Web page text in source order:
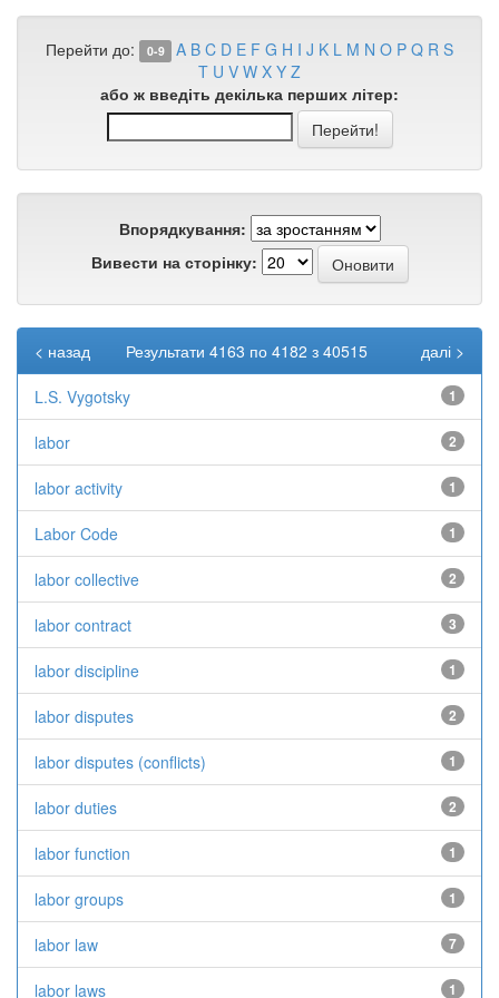
Перейти до: 0-9 A B C D E F G H I J K L M N O P Q R S
T U V W X Y Z
або ж введіть декілька перших літер:
Впорядкування:
Вивести на сторінку:
Результати 4163 по 4182 з 40515
< назад далі >
L.S. Vygotsky 1
labor 2
labor activity 1
Labor Code 1
labor collective 2
labor contract 3
labor discipline 1
labor disputes 2
labor disputes (conflicts) 1
labor duties 2
labor function 1
labor groups 1
labor law 7
labor laws 1